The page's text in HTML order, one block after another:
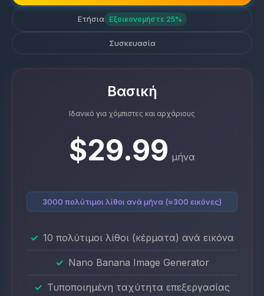
Ετήσια Εξοικονομήστε 25%
Συσκευασία
Βασική
Ιδανικό για χόμπιστες και αρχάριους
$29.99 μήνα
3000 πολύτιμοι λίθοι ανά μήνα (≈300 εικόνες)
10 πολύτιμοι λίθοι (κέρματα) ανά εικόνα
Nano Banana Image Generator
Τυποποιημένη ταχύτητα επεξεργασίας